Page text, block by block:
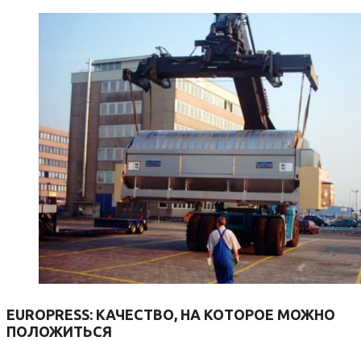
EUROPRESS: КАЧЕСТВО, НА КОТОРОЕ МОЖНО
ПОЛОЖИТЬСЯ